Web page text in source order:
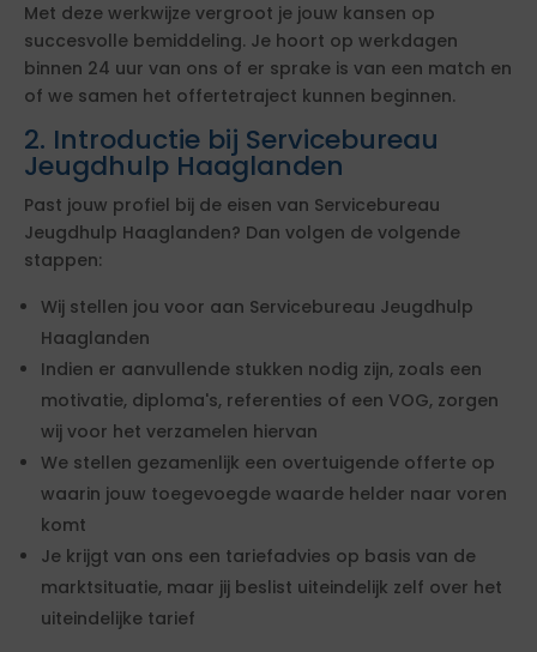
Met deze werkwijze vergroot je jouw kansen op
succesvolle bemiddeling. Je hoort op werkdagen
binnen 24 uur van ons of er sprake is van een match en
of we samen het offertetraject kunnen beginnen.
2. Introductie bij Servicebureau
Jeugdhulp Haaglanden
Past jouw profiel bij de eisen van Servicebureau
Jeugdhulp Haaglanden? Dan volgen de volgende
stappen:
Wij stellen jou voor aan Servicebureau Jeugdhulp
Haaglanden
Indien er aanvullende stukken nodig zijn, zoals een
motivatie, diploma's, referenties of een VOG, zorgen
wij voor het verzamelen hiervan
We stellen gezamenlijk een overtuigende offerte op
waarin jouw toegevoegde waarde helder naar voren
komt
Je krijgt van ons een tariefadvies op basis van de
marktsituatie, maar jij beslist uiteindelijk zelf over het
uiteindelijke tarief